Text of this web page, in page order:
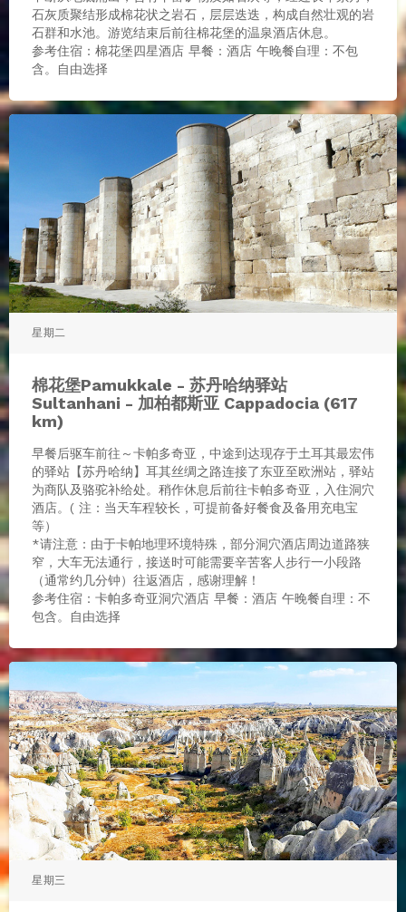
石灰质聚结形成棉花状之岩石，层层迭迭，构成自然壮观的岩
石群和水池。游览结束后前往棉花堡的温泉酒店休息。
参考住宿：棉花堡四星酒店 早餐：酒店 午晚餐自理：不包
含。自由选择
星期二
棉花堡Pamukkale - 苏丹哈纳驿站
Sultanhani - 加柏都斯亚 Cappadocia (617
km)
早餐后驱车前往～卡帕多奇亚，中途到达现存于土耳其最宏伟
的驿站【苏丹哈纳】耳其丝绸之路连接了东亚至欧洲站，驿站
为商队及骆驼补给处。稍作休息后前往卡帕多奇亚，入住洞穴
酒店。( 注：当天车程较长，可提前备好餐食及备用充电宝
等）
*请注意：由于卡帕地理环境特殊，部分洞穴酒店周边道路狭
窄，大车无法通行，接送时可能需要辛苦客人步行一小段路
（通常约几分钟）往返酒店，感谢理解！
参考住宿：卡帕多奇亚洞穴酒店 早餐：酒店 午晚餐自理：不
包含。自由选择
星期三